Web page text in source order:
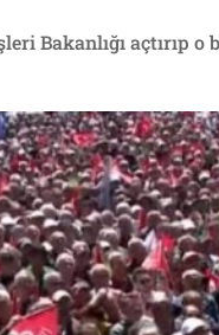
Bakanlığı açtırıp o